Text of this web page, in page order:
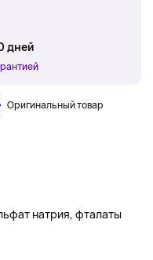
дней
Оригинальный товар
натрия, фталаты